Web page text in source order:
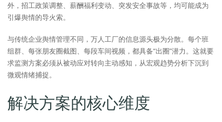
外，招工政策调整、薪酬福利变动、突发安全事故等，均可能成为
引爆舆情的导火索。
与传统企业舆情管理不同，万人工厂的信息源头极为分散。每个班
组群、每张朋友圈截图、每段车间视频，都具备“出圈”潜力。这就要
求监测方案必须从被动应对转向主动感知，从宏观趋势分析下沉到
微观情绪捕捉。
解决方案的核心维度